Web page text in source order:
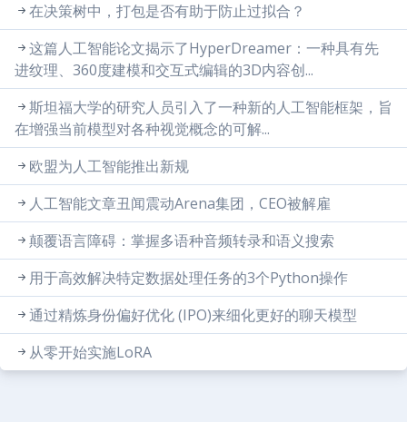
在决策树中，打包是否有助于防止过拟合？
这篇人工智能论文揭示了HyperDreamer：一种具有先
进纹理、360度建模和交互式编辑的3D内容创...
斯坦福大学的研究人员引入了一种新的人工智能框架，旨
在增强当前模型对各种视觉概念的可解...
欧盟为人工智能推出新规
人工智能文章丑闻震动Arena集团，CEO被解雇
颠覆语言障碍：掌握多语种音频转录和语义搜索
用于高效解决特定数据处理任务的3个Python操作
通过精炼身份偏好优化 (IPO)来细化更好的聊天模型
从零开始实施LoRA